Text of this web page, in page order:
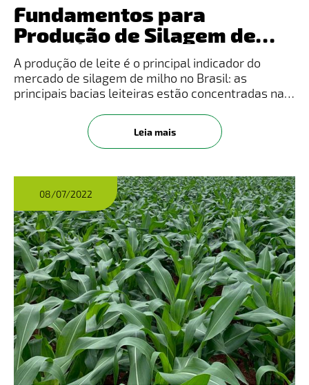
Fundamentos para
Produção de Silagem de
Alta Qualidade
A produção de leite é o principal indicador do
mercado de silagem de milho no Brasil: as
principais bacias leiteiras estão concentradas nas
regiões de maior produção de leite que se
encontram as maiores áreas de
Leia mais
08/07/2022